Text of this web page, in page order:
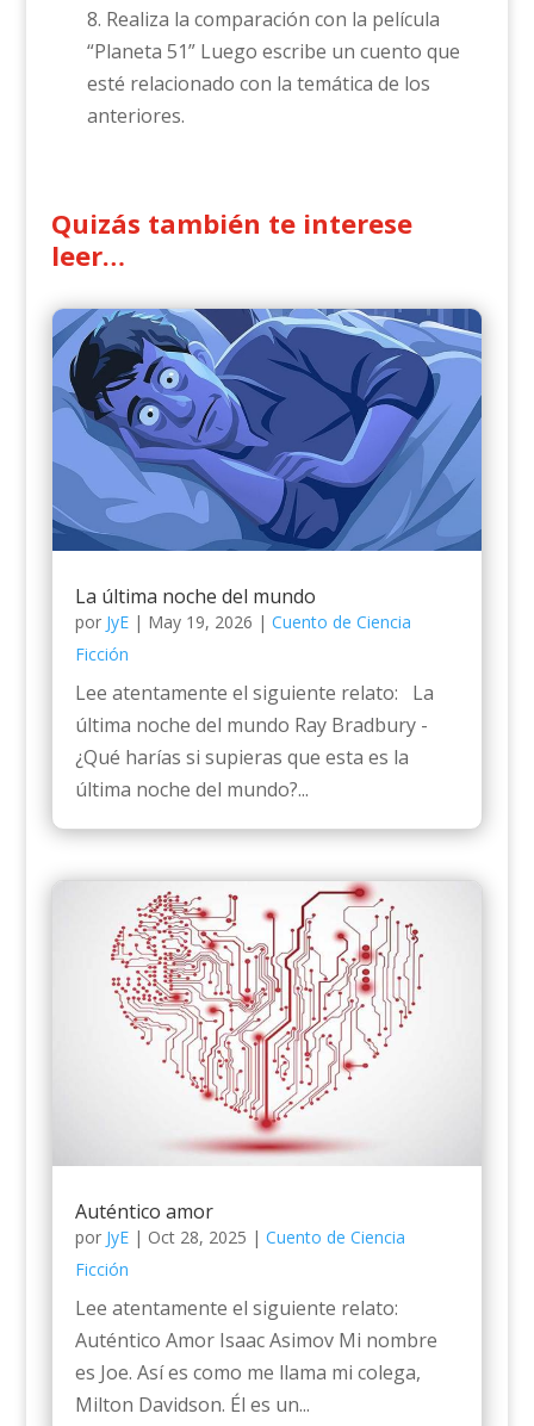
8. Realiza la comparación con la película
“Planeta 51” Luego escribe un cuento que
esté relacionado con la temática de los
anteriores.
Quizás también te interese
leer…
La última noche del mundo
por JyE| May 19, 2026 | Cuento de Ciencia
Ficción
Lee atentamente el siguiente relato: La
última noche del mundo Ray Bradbury -
¿Qué harías si supieras que esta es la
última noche del mundo?...
Auténtico amor
por JyE| Oct 28, 2025 | Cuento de Ciencia
Ficción
Lee atentamente el siguiente relato:
Auténtico Amor Isaac Asimov Mi nombre
es Joe. Así es como me llama mi colega,
Milton Davidson. Él es un...